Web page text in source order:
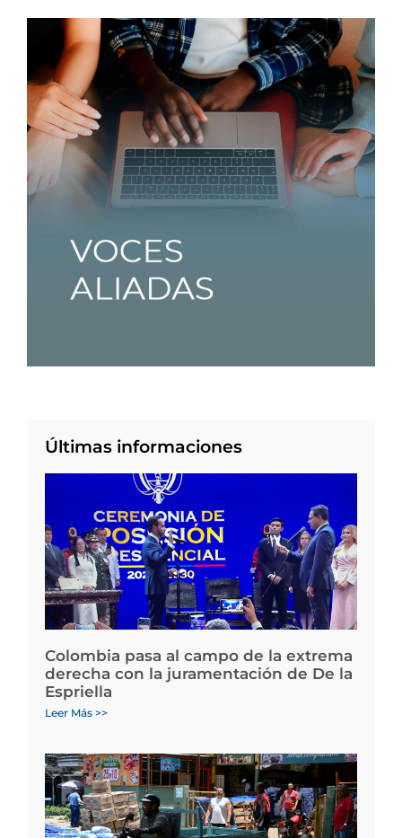
Últimas informaciones
Colombia pasa al campo de la extrema
derecha con la juramentación de De la
Espriella
Leer Más >>